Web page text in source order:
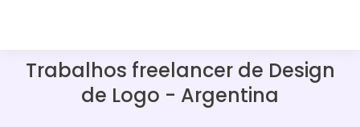
Trabalhos freelancer de Design
de Logo - Argentina